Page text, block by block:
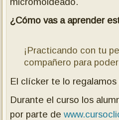
¿Cómo vas a aprender
¡Practicando con tu
compañero para
El clícker te lo regalamos
Durante el curso los
por parte de